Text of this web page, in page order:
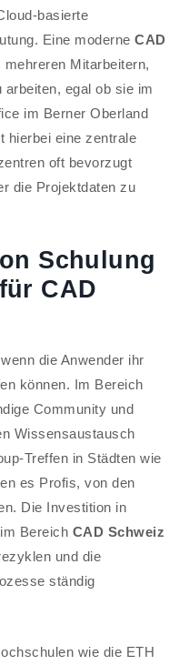
basierte
Eine moderne CAD
Mitarbeitern,
egal ob sie im
im Berner Oberland
hierbei eine zentrale
oft bevorzugt
die Projektdaten zu
Schulung
CAD
die Anwender ihr
können. Im Bereich
Community und
Wissensaustausch
Treffen in Städten wie
es Profis, von den
Die Investition in
Bereich CAD Schweiz
und die
ständig
wie die ETH